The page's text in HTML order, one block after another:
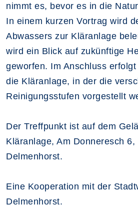
nimmt es, bevor es in die
In einem kurzen Vortrag wird
Abwassers zur Kläranlage
wird ein Blick auf zukünftige
geworfen. Im Anschluss
die Kläranlage, in der die
Reinigungsstufen vorgestellt
Der Treffpunkt ist auf dem
Kläranlage, Am Donneresch 6,
Delmenhorst.
Eine Kooperation mit der
Delmenhorst.